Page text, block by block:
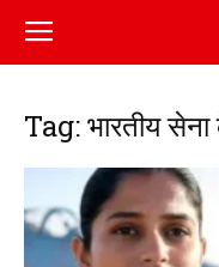
Tag: भारतीय